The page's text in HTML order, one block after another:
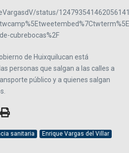
status/
cubrebocas%2F
de Huixquilucan está
personas que salgan a las calles a
público y a quienes salgan
sanitaria
Enrique Vargas del Villar